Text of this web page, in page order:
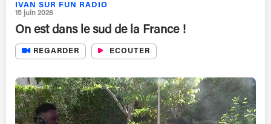
IVAN SUR FUN RADIO
15 juin 2026
On est dans le sud de la France !
REGARDER ECOUTER